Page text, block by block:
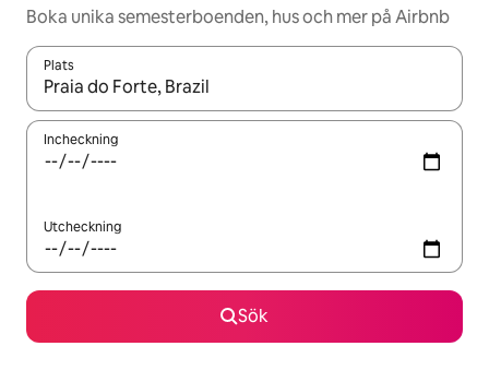
Boka unika semesterboenden, hus och mer på Airbnb
Plats
När resultaten är tillgängliga kan du navigera med upp- och
Incheckning
Utcheckning
Sök